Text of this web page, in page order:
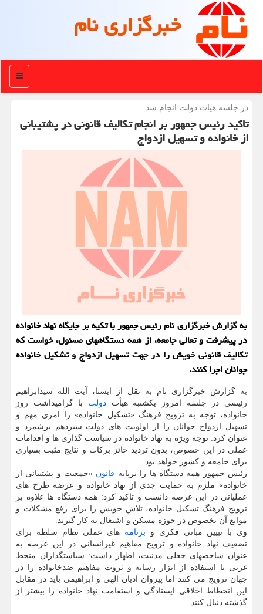
خبرگزاری نام
منو
در جلسه هیات دولت انجام شد
تاکید رئیس جمهور بر انجام تکالیف قانونی در پشتیبانی
از خانواده و تسهیل ازدواج
به گزارش خبرگزاری نام رئیس جمهور با تکیه بر جایگاه نهاد خانواده
در پیشرفت و تعالی جامعه، از همه دستگاههای مسئول، خواست که
تکالیف قانونی خویش را در جهت تسهیل ازدواج و تشکیل خانواده
جوانان اجرا کنند.
به گزارش خبرگزاری نام به نقل از ایسنا، آیت الله سیدابراهیم
رئیسی در جلسه امروز یکشنبه هیأت دولت با گرامیداشت روز
خانواده، توجه به ترویج فرهنگ «تشکیل خانواده» را امری مهم و
تسهیل ازدواج جوانان را از اولویت های دولت سیزدهم برشمرد و
عنوان کرد: توجه ویژه به نهاد خانواده در سیاست گذاری ها و اقدامات
عملی در این خصوص، بدون تردید حائز برکات و نتایج مثبت بسیاری
برای جامعه و کشور خواهد بود.
رئیس جمهور همه دستگاه ها را برپایه قانون «جمعیت و پشتیبانی از
خانواده» ملزم به حمایت جدی از نهاد خانواده و عرضه طرح های
عملیاتی در این عرصه دانست و تاکید کرد: همه دستگاه ها علاوه بر
ترویج فرهنگ تشکیل خانواده، تلاش خویش را برای رفع مشکلات و
موانع آن بخصوص در حوزه مسکن و اشتغال به کار گیرند.
وی با تبیین مبانی فکری و برنامه های عملی نظام سلطه برای
تضعیف نهاد خانواده و ترویج مفاهیم غیرانسانی در این عرصه به
عنوان شاخصهای جعلی مدنیت، اظهار داشت: سیاستگذاران منحط
غربی با استفاده از ابزار رسانه و ثروت مفاهیم ضدخانواده را در
جهان ترویج می کنند اما پیروان ادیان الهی و ابراهیمی باید در مقابل
این انحطاط اخلاقی ایستادگی و استقامت نهاد خانواده را بیشتر از
گذشته دنبال کنند.